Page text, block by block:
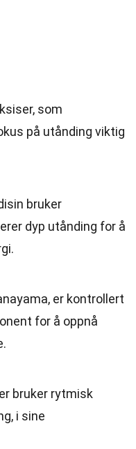
som
på utånding viktig
bruker
dyp utånding for å
er kontrollert
for å oppnå
bruker rytmisk
i sine